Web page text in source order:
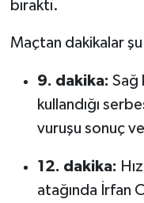
bıraktı.
Maçtan dakikalar
9. dakika: Sağ
kullandığı
vuruşu sonuç
12. dakika:
atağında İrfan